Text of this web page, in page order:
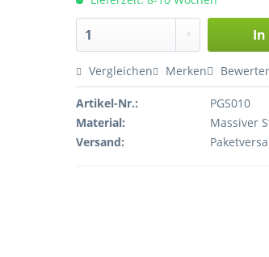
In
Vergleichen Merken
Artikel-Nr.:
PGS010
Material:
Massiver
Versand: